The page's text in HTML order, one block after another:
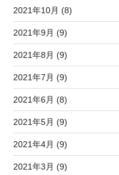
2021年10月 (8)
2021年9月 (9)
2021年8月 (9)
2021年7月 (9)
2021年6月 (8)
2021年5月 (9)
2021年4月 (9)
2021年3月 (9)